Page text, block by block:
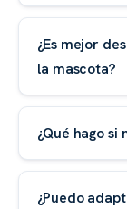
¿Es mejor
la mascota?
¿Qué hago si
¿Puedo